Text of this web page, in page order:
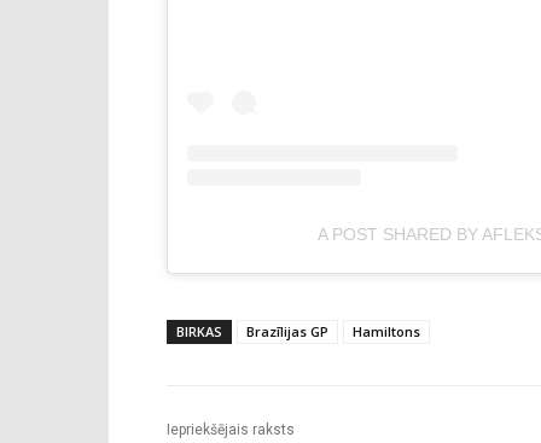
A POST SHARED BY
BIRKAS Brazīlijas GP Hamiltons
Iepriekšējais raksts